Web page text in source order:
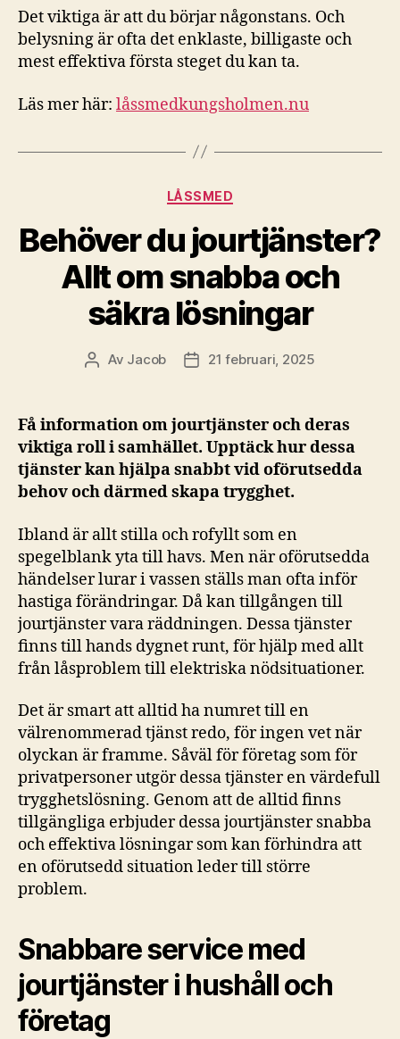
Det viktiga är att du börjar någonstans. Och
belysning är ofta det enklaste, billigaste och
mest effektiva första steget du kan ta.
Läs mer här: låssmedkungsholmen.nu
Kategorier
LÅSSMED
Behöver du jourtjänster?
Allt om snabba och
säkra lösningar
Inläggsförfattare
Av Jacob Inläggsdatum
21 februari, 2025
Få information om jourtjänster och deras
viktiga roll i samhället. Upptäck hur dessa
tjänster kan hjälpa snabbt vid oförutsedda
behov och därmed skapa trygghet.
Ibland är allt stilla och rofyllt som en
spegelblank yta till havs. Men när oförutsedda
händelser lurar i vassen ställs man ofta inför
hastiga förändringar. Då kan tillgången till
jourtjänster vara räddningen. Dessa tjänster
finns till hands dygnet runt, för hjälp med allt
från låsproblem till elektriska nödsituationer.
Det är smart att alltid ha numret till en
välrenommerad tjänst redo, för ingen vet när
olyckan är framme. Såväl för företag som för
privatpersoner utgör dessa tjänster en värdefull
trygghetslösning. Genom att de alltid finns
tillgängliga erbjuder dessa jourtjänster snabba
och effektiva lösningar som kan förhindra att
en oförutsedd situation leder till större
problem.
Snabbare service med
jourtjänster i hushåll och
företag